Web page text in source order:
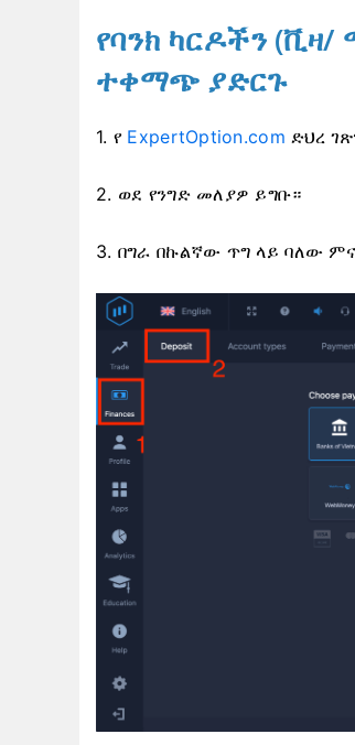
የባንክ ካርዶችን (ቪዛ/
ተቀማጭ ያድርጉ
1. የ ExpertOption.com ድህረ
2. ወደ የንግድ መለያዎ ይግቡ።
3. በግራ በኩልኛው ጥግ ላይ ባለው